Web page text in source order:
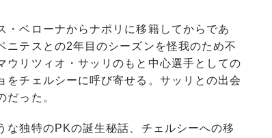
ベローナからナポリに移籍してからであ
ニテスとの2年目のシーズンを怪我のため不
リツィオ・サッリのもと中心選手としての
チェルシーに呼び寄せる。サッリとの出会
だった。
独特のPKの誕生秘話、チェルシーへの移